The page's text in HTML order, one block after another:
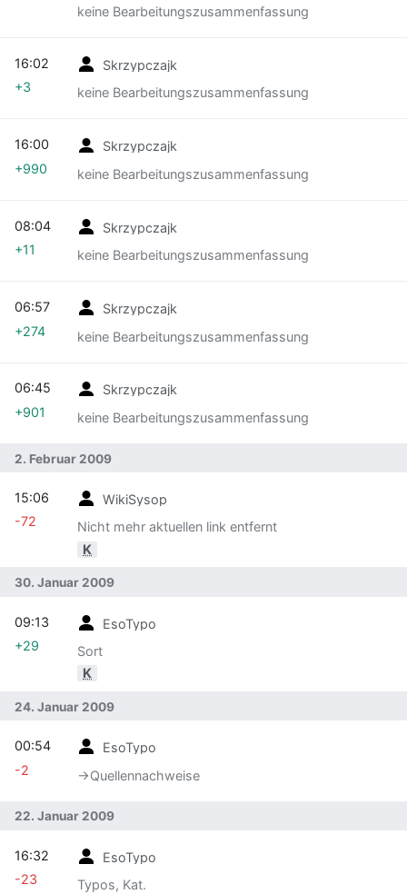
keine Bearbeitungszusammenfassung
Skrzypczajk
keine Bearbeitungszusammenfassung
16:02
+3
Skrzypczajk
keine Bearbeitungszusammenfassung
16:00
+990
Skrzypczajk
keine Bearbeitungszusammenfassung
08:04
+11
Skrzypczajk
keine Bearbeitungszusammenfassung
06:57
+274
Skrzypczajk
keine Bearbeitungszusammenfassung
06:45
+901
2. Februar 2009
WikiSysop
Nicht mehr aktuellen link entfernt
K
15:06
-72
30. Januar 2009
EsoTypo
Sort
K
09:13
+29
24. Januar 2009
EsoTypo
→‎Quellennachweise
00:54
-2
22. Januar 2009
EsoTypo
Typos, Kat.
16:32
-23